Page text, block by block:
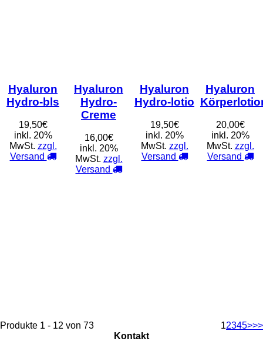
Hyaluron
Hydro-bls
19,50€
inkl. 20%
MwSt. zzgl.
Versand
Hyaluron
Hydro-
Creme
16,00€
inkl. 20%
MwSt. zzgl.
Versand
Hyaluron
Hydro-lotio
19,50€
inkl. 20%
MwSt. zzgl.
Versand
Hyaluron
20,00€
inkl. 20%
MwSt. zzgl.
Versand
12345>>>
Produkte 1 - 12 von 73
Kontakt